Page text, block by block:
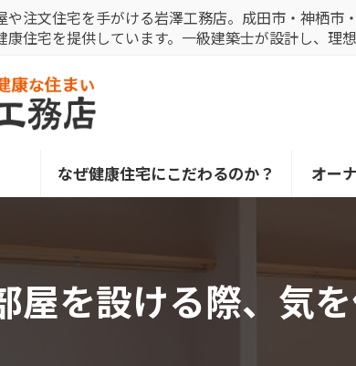
や注文住宅を手がける岩澤工務店。成田市・神栖
康住宅を提供しています。一級建築士が設計し、理
なぜ健康住宅にこだわるのか？ オー
屋を設ける際、気